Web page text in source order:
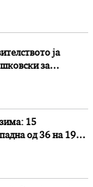
ја
за
15
од 36 на 19